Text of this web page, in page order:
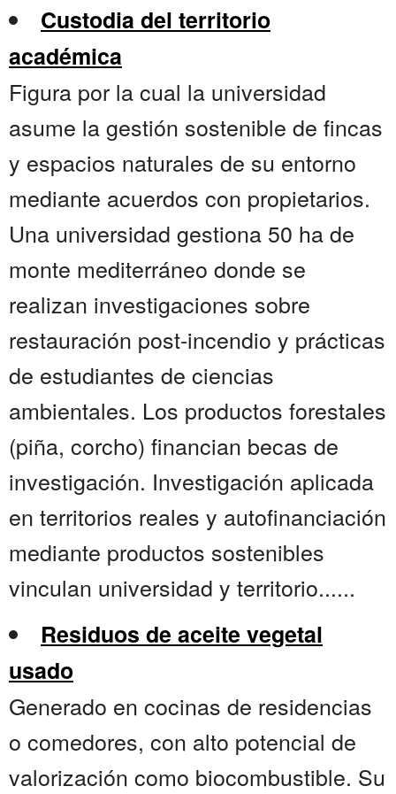
Custodia del territorio
académica
Figura por la cual la universidad
asume la gestión sostenible de fincas
y espacios naturales de su entorno
mediante acuerdos con propietarios.
Una universidad gestiona 50 ha de
monte mediterráneo donde se
realizan investigaciones sobre
restauración post-incendio y prácticas
de estudiantes de ciencias
ambientales. Los productos forestales
(piña, corcho) financian becas de
investigación. Investigación aplicada
en territorios reales y autofinanciación
mediante productos sostenibles
vinculan universidad y territorio......
Residuos de aceite vegetal
usado
Generado en cocinas de residencias
o comedores, con alto potencial de
valorización como biocombustible. Su